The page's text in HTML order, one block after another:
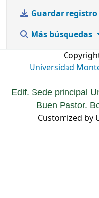
Guardar registro
Más búsquedas
Universidad
Edif. Sede principal
Buen Pastor.
Customized by